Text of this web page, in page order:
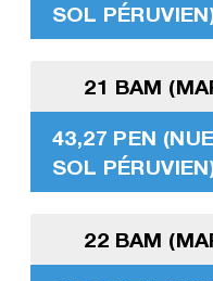
SOL
21 BAM
43,27 PEN
SOL
22 BAM